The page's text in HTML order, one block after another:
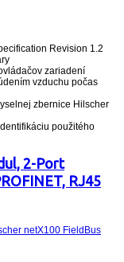
Revision 1.2
zariadení
vzduchu počas
zbernice Hilscher
použitého
2-Port
RJ45